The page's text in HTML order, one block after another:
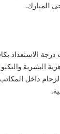
المبارك.
الاستعداد
البشرية
داخل